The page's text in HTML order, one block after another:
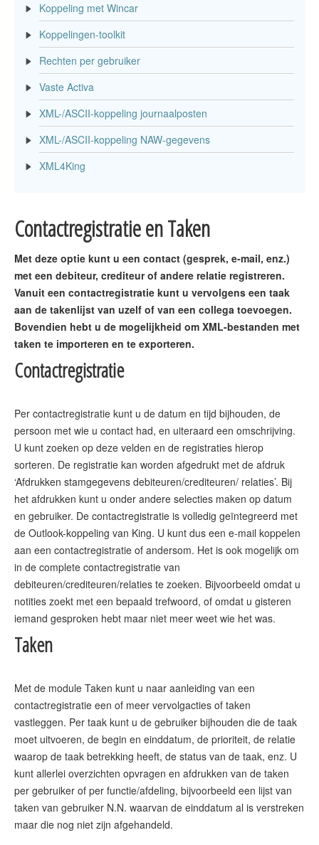
Koppeling met Wincar
Koppelingen-toolkit
Rechten per gebruiker
Vaste Activa
XML-/ASCII-koppeling journaalposten
XML-/ASCII-koppeling NAW-gegevens
XML4King
Contactregistratie en Taken
Met deze optie kunt u een contact (gesprek, e-mail, enz.)
met een debiteur, crediteur of andere relatie registreren.
Vanuit een contactregistratie kunt u vervolgens een taak
aan de takenlijst van uzelf of van een collega toevoegen.
Bovendien hebt u de mogelijkheid om XML-bestanden met
taken te importeren en te exporteren.
Contactregistratie
Per contactregistratie kunt u de datum en tijd bijhouden, de
persoon met wie u contact had, en uiteraard een omschrijving.
U kunt zoeken op deze velden en de registraties hierop
sorteren. De registratie kan worden afgedrukt met de afdruk
‘Afdrukken stamgegevens debiteuren/crediteuren/ relaties’. Bij
het afdrukken kunt u onder andere selecties maken op datum
en gebruiker. De contactregistratie is volledig geïntegreerd met
de Outlook-koppeling van King. U kunt dus een e-mail koppelen
aan een contactregistratie of andersom. Het is ook mogelijk om
in de complete contactregistratie van
debiteuren/crediteuren/relaties te zoeken. Bijvoorbeeld omdat u
notities zoekt met een bepaald trefwoord, of omdat u gisteren
Taken
Met de module Taken kunt u naar aanleiding van een
contactregistratie een of meer vervolgacties of taken
vastleggen. Per taak kunt u de gebruiker bijhouden die de taak
moet uitvoeren, de begin en einddatum, de prioriteit, de relatie
waarop de taak betrekking heeft, de status van de taak, enz. U
kunt allerlei overzichten opvragen en afdrukken van de taken
per gebruiker of per functie/afdeling, bijvoorbeeld een lijst van
taken van gebruiker N.N. waarvan de einddatum al is verstreken
maar die nog niet zijn afgehandeld.